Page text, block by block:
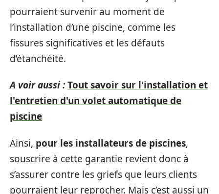
pourraient survenir au moment de
l’installation d’une piscine, comme les
fissures significatives et les défauts
d’étanchéité.
A voir aussi :Tout savoir sur l'installation et
l'entretien d'un volet automatique de
piscine
Ainsi, pour les installateurs de piscines,
souscrire à cette garantie revient donc à
s’assurer contre les griefs que leurs clients
pourraient leur reprocher. Mais c’est aussi un